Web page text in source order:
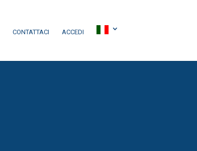
CONTATTACI ACCEDI